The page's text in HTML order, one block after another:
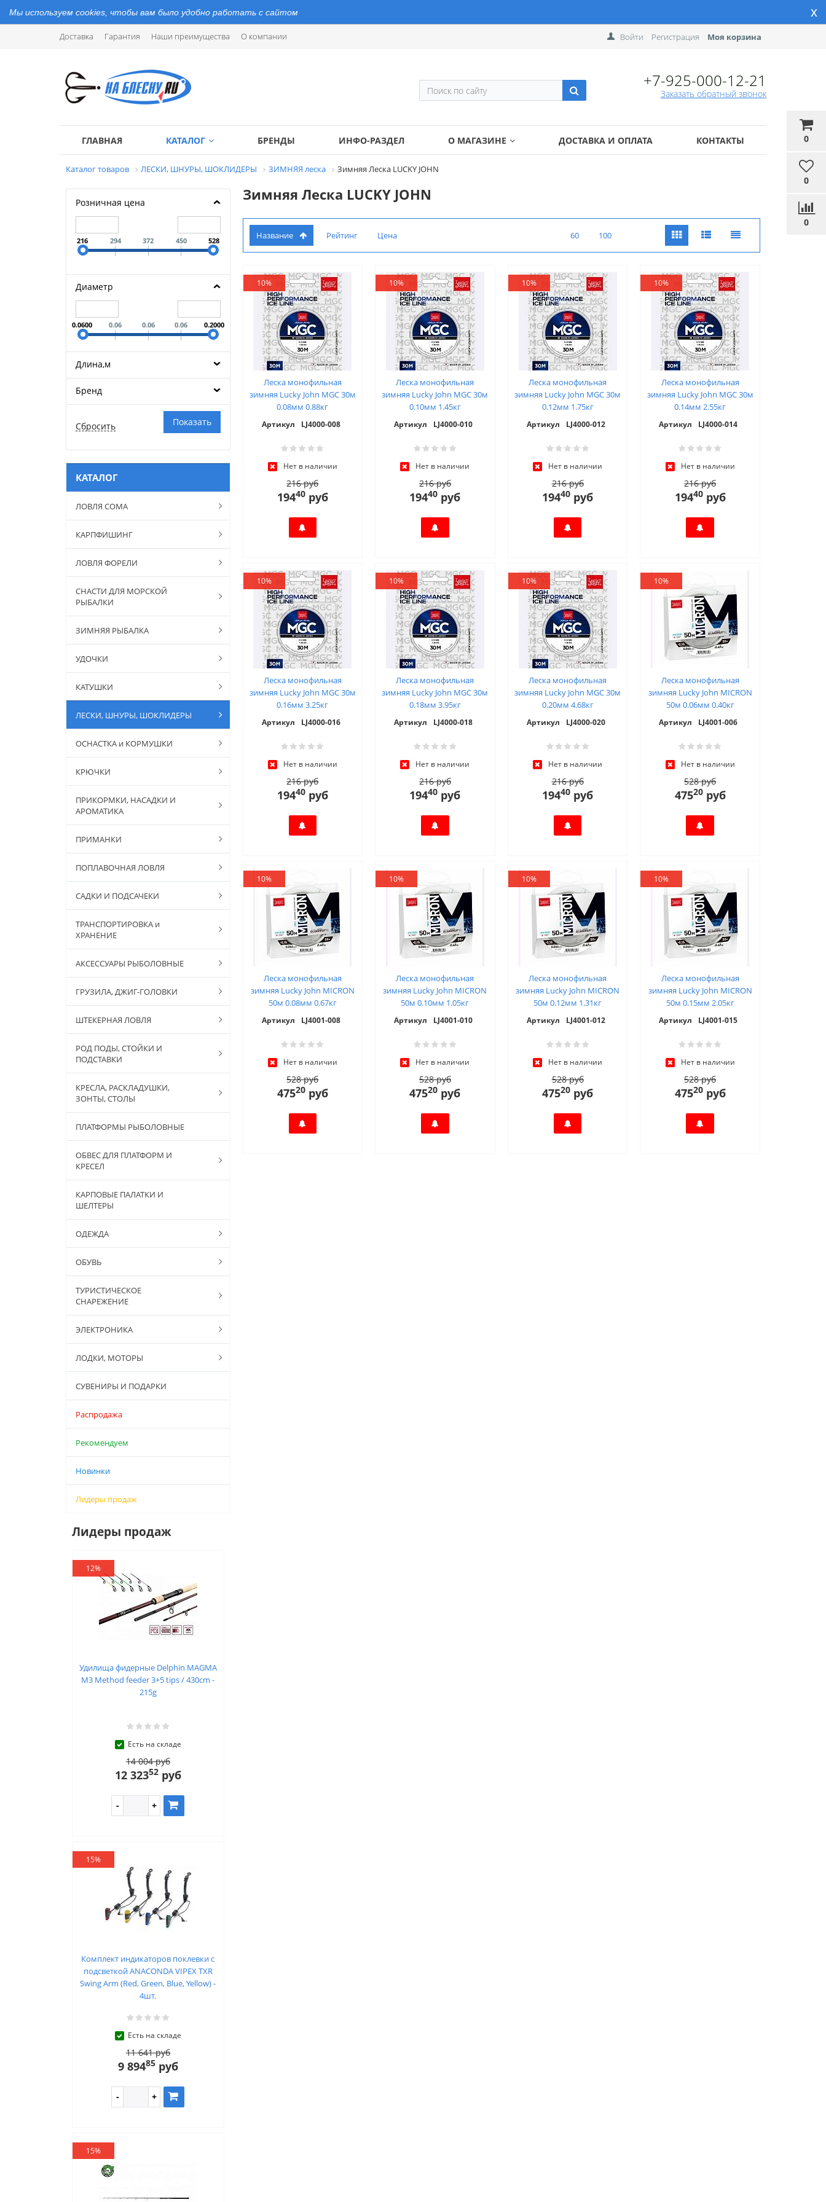
Мы используем cookies, чтобы вам было удобно работать с сайтом x
Доставка Гарантия Наши преимущества О компании
0
0
0
Войти Регистрация Моя корзина
+7-925-000-12-21
Заказать обратный звонок
ГЛАВНАЯ КАТАЛОГ БРЕНДЫ ИНФО-РАЗДЕЛ О МАГАЗИНЕ ДОСТАВКА И ОПЛАТА КОНТАКТЫ
Каталог товаров ЛЕСКИ, ШНУРЫ, ШОКЛИДЕРЫ ЗИМНЯЯ леска Зимняя Леска LUCKY JOHN
Розничная цена
216 294 372 450 528
Диаметр
0.0600 0.06 0.06 0.06 0.2000
Длина,м
Бренд
КАТАЛОГ
ЛОВЛЯ СОМА
КАРПФИШИНГ
ЛОВЛЯ ФОРЕЛИ
СНАСТИ ДЛЯ МОРСКОЙ
РЫБАЛКИ
ЗИМНЯЯ РЫБАЛКА
УДОЧКИ
КАТУШКИ
ЛЕСКИ, ШНУРЫ, ШОКЛИДЕРЫ
ОСНАСТКА и КОРМУШКИ
КРЮЧКИ
ПРИКОРМКИ, НАСАДКИ И
АРОМАТИКА
ПРИМАНКИ
ПОПЛАВОЧНАЯ ЛОВЛЯ
САДКИ И ПОДСАЧЕКИ
ТРАНСПОРТИРОВКА и
ХРАНЕНИЕ
АКСЕССУАРЫ РЫБОЛОВНЫЕ
ГРУЗИЛА, ДЖИГ-ГОЛОВКИ
ШТЕКЕРНАЯ ЛОВЛЯ
РОД ПОДЫ, СТОЙКИ И
ПОДСТАВКИ
КРЕСЛА, РАСКЛАДУШКИ,
ЗОНТЫ, СТОЛЫ
ПЛАТФОРМЫ РЫБОЛОВНЫЕ
ОБВЕС ДЛЯ ПЛАТФОРМ И
КРЕСЕЛ
КАРПОВЫЕ ПАЛАТКИ И
ШЕЛТЕРЫ
ОДЕЖДА
ОБУВЬ
ТУРИСТИЧЕСКОЕ
СНАРЕЖЕНИЕ
ЭЛЕКТРОНИКА
ЛОДКИ, МОТОРЫ
СУВЕНИРЫ И ПОДАРКИ
Распродажа
Рекомендуем
Новинки
Лидеры продаж
Лидеры продаж
12%
Удилища фидерные Delphin MAGMA
M3 Method feeder 3+5 tips / 430cm -
215g
Есть на складе
14 004 руб
12 32352руб
15%
Комплект индикаторов поклевки с
подсветкой ANACONDA VIPEX TXR
Swing Arm (Red, Green, Blue, Yellow) -
4шт.
Есть на складе
11 641 руб
9 89485руб
15%
Зимняя Леска LUCKY JOHN
Название Рейтинг Цена 60 100
10%
Леска монофильная
зимняя Lucky John MGC 30м
0.08мм 0.88кг
Артикул LJ4000-008
Нет в наличии
216 руб
19440руб
10%
Леска монофильная
зимняя Lucky John MGC 30м
0.10мм 1.45кг
Артикул LJ4000-010
Нет в наличии
216 руб
19440 руб
10%
Леска монофильная
зимняя Lucky John MGC 30м
0.12мм 1.75кг
Артикул LJ4000-012
Нет в наличии
216 руб
19440 руб
10%
Леска монофильная
зимняя Lucky John MGC 30м
0.14мм 2.55кг
Артикул LJ4000-014
Нет в наличии
216 руб
19440руб
10%
Леска монофильная
зимняя Lucky John MGC 30м
0.16мм 3.25кг
Артикул LJ4000-016
Нет в наличии
216 руб
19440руб
10%
Леска монофильная
зимняя Lucky John MGC 30м
0.18мм 3.95кг
Артикул LJ4000-018
Нет в наличии
216 руб
19440 руб
10%
Леска монофильная
зимняя Lucky John MGC 30м
0.20мм 4.68кг
Артикул LJ4000-020
Нет в наличии
216 руб
19440 руб
10%
Леска монофильная
зимняя Lucky John MICRON
50м 0.06мм 0.40кг
Артикул LJ4001-006
Нет в наличии
528 руб
47520руб
10%
Леска монофильная
зимняя Lucky John MICRON
50м 0.08мм 0.67кг
Артикул LJ4001-008
Нет в наличии
528 руб
47520руб
10%
Леска монофильная
зимняя Lucky John MICRON
50м 0.10мм 1.05кг
Артикул LJ4001-010
Нет в наличии
528 руб
47520 руб
10%
Леска монофильная
зимняя Lucky John MICRON
50м 0.12мм 1.31кг
Артикул LJ4001-012
Нет в наличии
528 руб
47520 руб
10%
Леска монофильная
зимняя Lucky John MICRON
50м 0.15мм 2.05кг
Артикул LJ4001-015
Нет в наличии
528 руб
47520руб